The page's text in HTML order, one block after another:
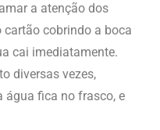
a atenção dos
cobrindo a boca
cai imediatamente.
diversas vezes,
água fica no frasco, e